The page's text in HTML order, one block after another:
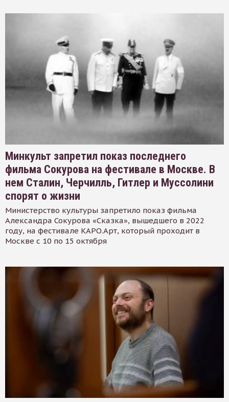
Минкульт запретил показ последнего
фильма Сокурова на фестивале в Москве. В
нем Сталин, Черчилль, Гитлер и Муссолини
спорят о жизни
Министерство культуры запретило показ фильма
Александра Сокурова «Сказка», вышедшего в 2022
году, на фестивале КАРО.Арт, который проходит в
Москве с 10 по 15 октября